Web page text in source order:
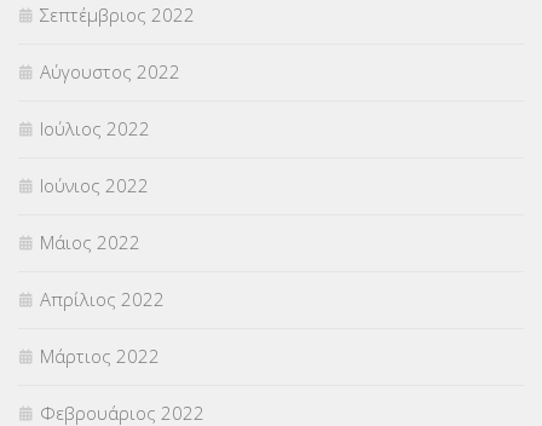
Σεπτέμβριος 2022
Αύγουστος 2022
Ιούλιος 2022
Ιούνιος 2022
Μάιος 2022
Απρίλιος 2022
Μάρτιος 2022
Φεβρουάριος 2022